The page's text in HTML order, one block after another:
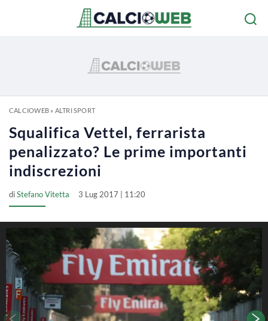
CALCIOWEB» ALTRI SPORT
Squalifica Vettel, ferrarista
penalizzato? Le prime importanti
indiscrezioni
diStefano Vitetta 3 Lug 2017 | 11:20